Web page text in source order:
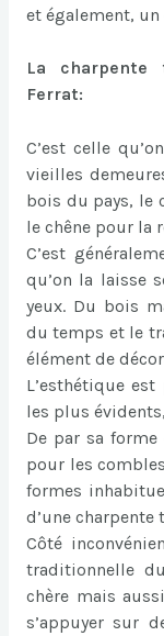
et également,
La charpente
Ferrat:
C’est celle
vieilles
bois du pays, le
le chêne pour la
C’est
qu’on la laisse
yeux. Du bois
du temps et le
élément de
L’esthétique
les plus
De par sa
pour les
formes
d’une
Côté
traditionnelle
chère mais
s’appuyer sur